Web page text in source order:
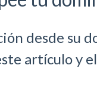
desde su
artículo y